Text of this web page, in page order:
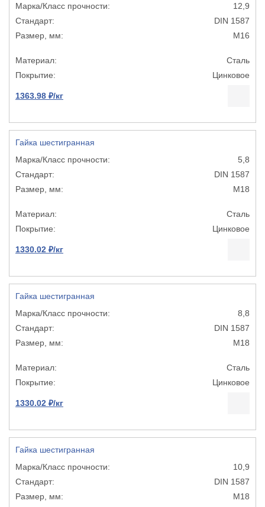
12,9
DIN 1587
М16
Сталь
Цинковое
1363.98 ₽/кг
Гайка шестигранная
5,8
DIN 1587
М18
Сталь
Цинковое
1330.02 ₽/кг
Гайка шестигранная
8,8
DIN 1587
М18
Сталь
Цинковое
1330.02 ₽/кг
Гайка шестигранная
10,9
DIN 1587
М18